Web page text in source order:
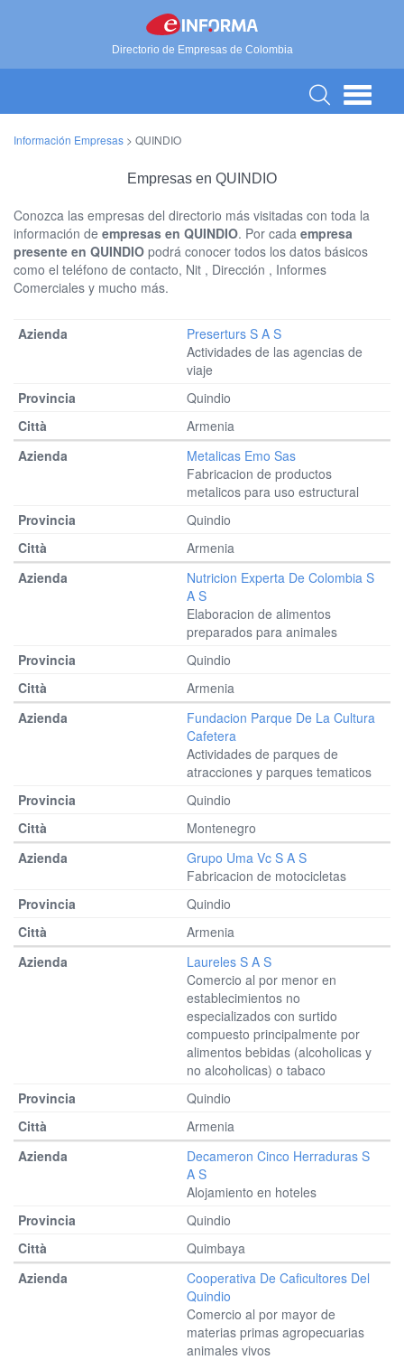
Directorio de Empresas de Colombia
Información Empresas > QUINDIO
Empresas en QUINDIO
Conozca las empresas del directorio más visitadas con toda la
información de empresas en QUINDIO. Por cada empresa
presente en QUINDIO podrá conocer todos los datos básicos
como el teléfono de contacto, Nit , Dirección , Informes
Comerciales y mucho más.
Preserturs S A S
Actividades de las agencias de
viaje
Quindio
Armenia
Metalicas Emo Sas
Fabricacion de productos
metalicos para uso estructural
Quindio
Armenia
Nutricion Experta De Colombia S
A S
Elaboracion de alimentos
preparados para animales
Quindio
Armenia
Fundacion Parque De La Cultura
Cafetera
Actividades de parques de
atracciones y parques tematicos
Quindio
Montenegro
Grupo Uma Vc S A S
Fabricacion de motocicletas
Quindio
Armenia
Laureles S A S
Comercio al por menor en
establecimientos no
especializados con surtido
compuesto principalmente por
alimentos bebidas (alcoholicas y
no alcoholicas) o tabaco
Quindio
Armenia
Decameron Cinco Herraduras S
A S
Alojamiento en hoteles
Quindio
Quimbaya
Cooperativa De Caficultores Del
Quindio
Comercio al por mayor de
materias primas agropecuarias
animales vivos